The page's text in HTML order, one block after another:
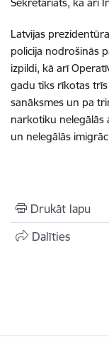
Latvijas
policija nodrošinās
izpildi, kā arī
gadu tiks rīkotas
sanāksmes un pa
narkotiku nelegālās
un nelegālās
Drukāt lapu
Dalīties